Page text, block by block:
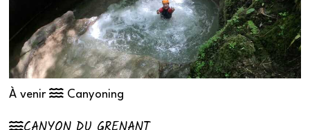
À venir Canyoning